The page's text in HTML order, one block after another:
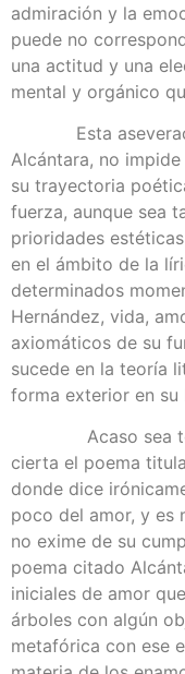
admiración y la
puede no
una actitud y una
mental y orgánico
Esta
Alcántara, no impide
su trayectoria
fuerza, aunque sea
prioridades
en el ámbito de la
determinados
Hernández, vida,
axiomáticos de su
sucede en la teoría
forma exterior en su
Acaso sea toda
cierta el poema
donde dice
poco del amor, y es
no exime de su
poema citado
iniciales de amor
árboles con algún
metafórica con ese